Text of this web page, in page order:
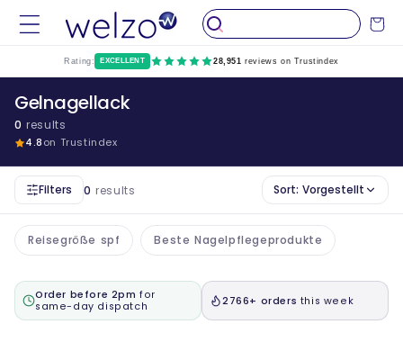
Sie zu
Wagen
Rating: EXCELLENT 28,951 reviews on Trustindex
Gelnagellack
0 results
4.8on Trustindex
Filters 0 results Sort: Vorgestellt
Reisegröße spf Beste Nagelpflegeprodukte
Order before 2pm for
same-day dispatch
2766+ orders this week